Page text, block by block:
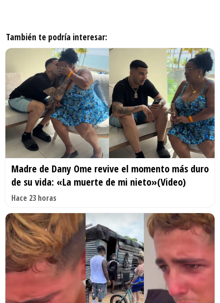
También te podría interesar:
Madre de Dany Ome revive el momento más duro
de su vida: «La muerte de mi nieto»(Video)
Hace 23 horas